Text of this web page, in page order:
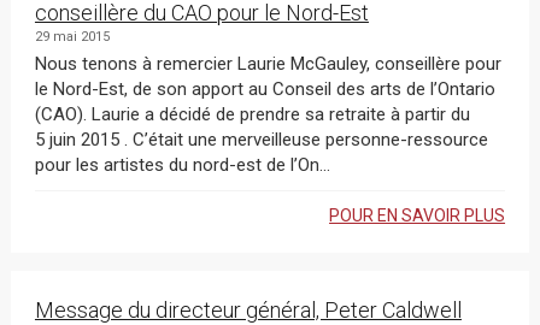
conseillère du CAO pour le Nord-Est
29 mai 2015
Nous tenons à remercier Laurie McGauley, conseillère pour
le Nord-Est, de son apport au Conseil des arts de l’Ontario
(CAO). Laurie a décidé de prendre sa retraite à partir du
5 juin 2015 . C’était une merveilleuse personne-ressource
pour les artistes du nord-est de l’On...
POUR EN SAVOIR PLUS
Message du directeur général, Peter Caldwell